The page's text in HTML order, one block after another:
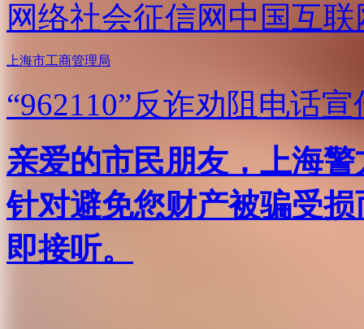
网络社会征信网 中国互
上海市工商管理局
“962110”反诈劝阻电话宣
亲爱的市民朋友，上海
针对避免您财产被骗受
即接听。